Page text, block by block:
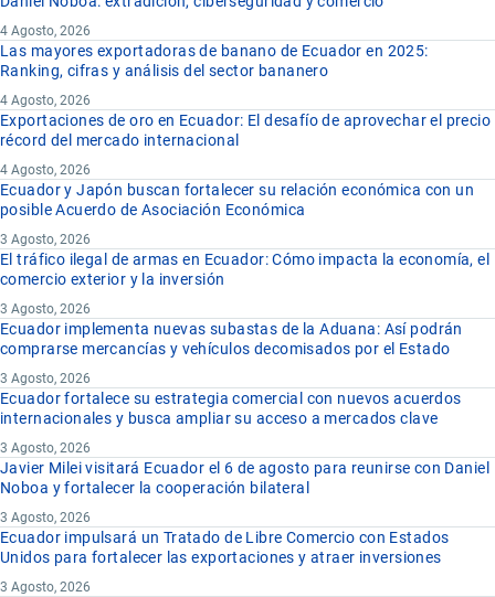
4 Agosto, 2026
Las mayores exportadoras de banano de Ecuador en 2025:
Ranking, cifras y análisis del sector bananero
4 Agosto, 2026
Exportaciones de oro en Ecuador: El desafío de aprovechar el precio
récord del mercado internacional
4 Agosto, 2026
Ecuador y Japón buscan fortalecer su relación económica con un
posible Acuerdo de Asociación Económica
3 Agosto, 2026
El tráfico ilegal de armas en Ecuador: Cómo impacta la economía, el
comercio exterior y la inversión
3 Agosto, 2026
Ecuador implementa nuevas subastas de la Aduana: Así podrán
comprarse mercancías y vehículos decomisados por el Estado
3 Agosto, 2026
Ecuador fortalece su estrategia comercial con nuevos acuerdos
internacionales y busca ampliar su acceso a mercados clave
3 Agosto, 2026
Javier Milei visitará Ecuador el 6 de agosto para reunirse con Daniel
Noboa y fortalecer la cooperación bilateral
3 Agosto, 2026
Ecuador impulsará un Tratado de Libre Comercio con Estados
Unidos para fortalecer las exportaciones y atraer inversiones
3 Agosto, 2026